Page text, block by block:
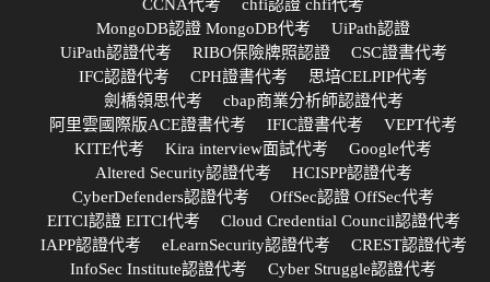
CCNA代考
chfi認證 chfi代考
MongoDB認證 MongoDB代考
UiPath認證
UiPath認證代考
RIBO保險牌照認證
CSC證書代考
IFC認證代考
CPH證書代考
思培CELPIP代考
劍橋領思代考
cbap商業分析師認證代考
阿里雲國際版ACE證書代考
IFIC證書代考
VEPT代考
KITE代考
Kira interview面試代考
Google代考
Altered Security認證代考
HCISPP認證代考
CyberDefenders認證代考
OffSec認證 OffSec代考
EITCI認證 EITCI代考
Cloud Credential Council認證代考
IAPP認證代考
eLearnSecurity認證代考
CREST認證代考
InfoSec Institute認證代考
Cyber Struggle認證代考